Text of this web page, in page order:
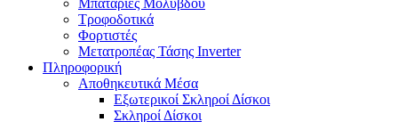
Τροφοδοτικά
Φορτιστές
Μετατροπέας Τάσης Inverter
Πληροφορική
Αποθηκευτικά Μέσα
Εξωτερικοί Σκληροί Δίσκοι
Σκληροί Δίσκοι